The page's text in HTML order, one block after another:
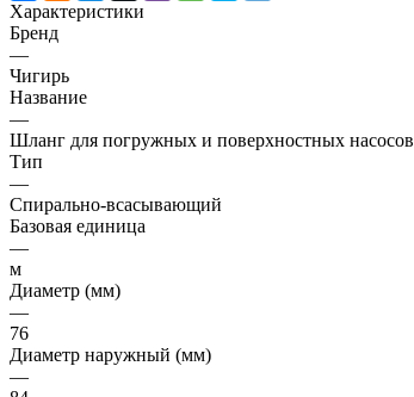
Характеристики
Бренд
—
Чигирь
Название
—
Шланг для погружных и поверхностных насосов
Тип
—
Спирально-всасывающий
Базовая единица
—
м
Диаметр (мм)
—
76
Диаметр наружный (мм)
—